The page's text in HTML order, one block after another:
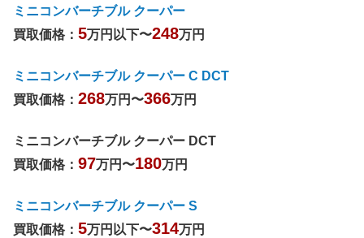
ミニコンバーチブル クーパー
買取価格： 5万円以下〜248万円
ミニコンバーチブル クーパー C DCT
買取価格： 268万円〜366万円
ミニコンバーチブル クーパー DCT
買取価格： 97万円〜180万円
ミニコンバーチブル クーパー S
買取価格： 5万円以下〜314万円